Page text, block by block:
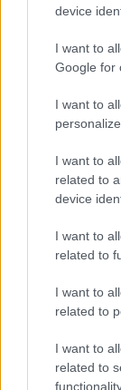
device
I want to
Google for
I want to
I want to
related to
device
I want to
related to
I want to
related to
I want to
related to
2014. május 21.
Háború a
Üvöltözés,
működő